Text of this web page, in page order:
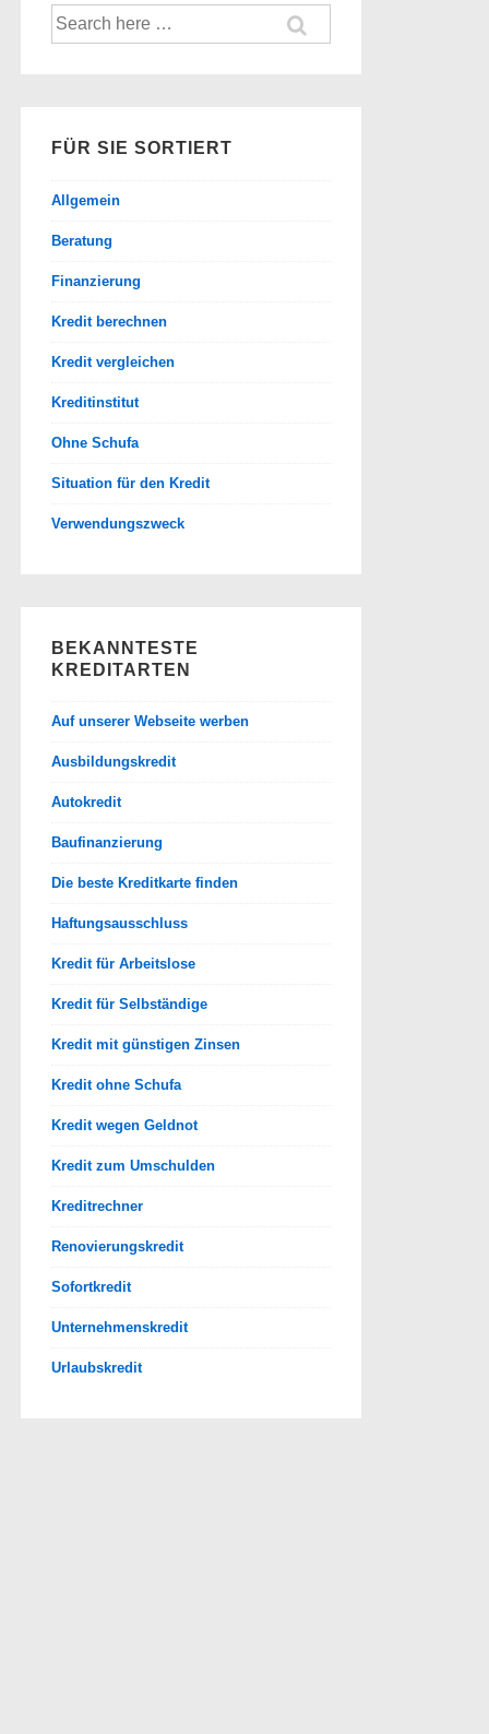
Suche
nach:
FÜR SIE SORTIERT
Allgemein
Beratung
Finanzierung
Kredit berechnen
Kredit vergleichen
Kreditinstitut
Ohne Schufa
Situation für den Kredit
Verwendungszweck
BEKANNTESTE
KREDITARTEN
Auf unserer Webseite werben
Ausbildungskredit
Autokredit
Baufinanzierung
Die beste Kreditkarte finden
Haftungsausschluss
Kredit für Arbeitslose
Kredit für Selbständige
Kredit mit günstigen Zinsen
Kredit ohne Schufa
Kredit wegen Geldnot
Kredit zum Umschulden
Kreditrechner
Renovierungskredit
Sofortkredit
Unternehmenskredit
Urlaubskredit